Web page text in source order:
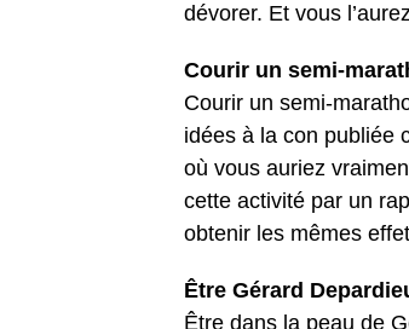
dévorer. Et vous
Courir un semi-
Courir un semi-
idées à la con publiée
où vous auriez
cette activité par un
obtenir les mêmes
Être Gérard
Être dans la peau de